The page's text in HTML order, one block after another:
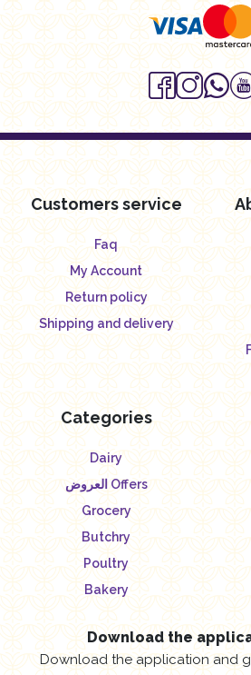
Customers service
Faq
My Account
Return policy
Shipping and delivery
Categories
Dairy
العروض Offers
Grocery
Butchry
Poultry
Bakery
Download the
Download the application and